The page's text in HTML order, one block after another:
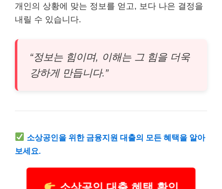
개인의 상황에 맞는 정보를 얻고, 보다 나은 결정을
내릴 수 있습니다.
“정보는 힘이며, 이해는 그 힘을 더욱
강하게 만듭니다.”
소상공인을 위한 금융지원 대출의 모든 혜택을 알아
보세요.